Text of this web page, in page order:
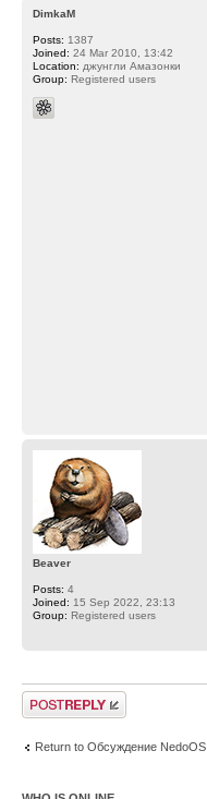
DimkaM
Posts: 1387
Joined: 24 Mar 2010, 13:42
Location: джунгли Амазонки
Group: Registered users
Beaver
Posts: 4
Joined: 15 Sep 2022, 23:13
Group: Registered users
Post a reply
Return to Обсуждение NedoOS